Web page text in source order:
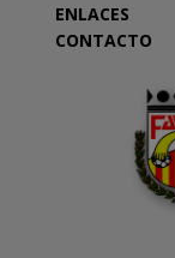
ENLACES
CONTACTO